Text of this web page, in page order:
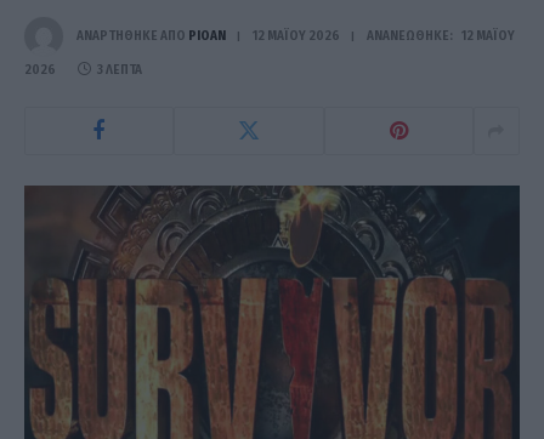
ΑΝΑΡΤΗΘΗΚΕ ΑΠΟ PIOAN 12 ΜΑΪ́ΟΥ 2026 ΑΝΑΝΕΏΘΗΚΕ: 12 ΜΑΪ́ΟΥ
2026 3 ΛΕΠΤΆ